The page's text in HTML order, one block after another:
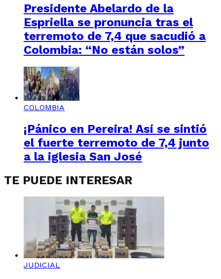
Presidente Abelardo de la
Espriella se pronuncia tras el
terremoto de 7,4 que sacudió a
Colombia: “No están solos”
COLOMBIA
¡Pánico en Pereira! Así se sintió
el fuerte terremoto de 7,4 junto
a la iglesia San José
TE PUEDE INTERESAR
JUDICIAL